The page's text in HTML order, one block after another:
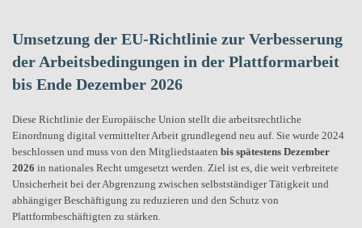
Umsetzung der EU-Richtlinie zur Verbesserung
der Arbeitsbedingungen in der Plattformarbeit
bis Ende Dezember 2026
Diese Richtlinie der Europäische Union stellt die arbeitsrechtliche
Einordnung digital vermittelter Arbeit grundlegend neu auf. Sie wurde 2024
beschlossen und muss von den Mitgliedstaaten bis spätestens Dezember
2026 in nationales Recht umgesetzt werden. Ziel ist es, die weit verbreitete
Unsicherheit bei der Abgrenzung zwischen selbstständiger Tätigkeit und
abhängiger Beschäftigung zu reduzieren und den Schutz von
Plattformbeschäftigten zu stärken.